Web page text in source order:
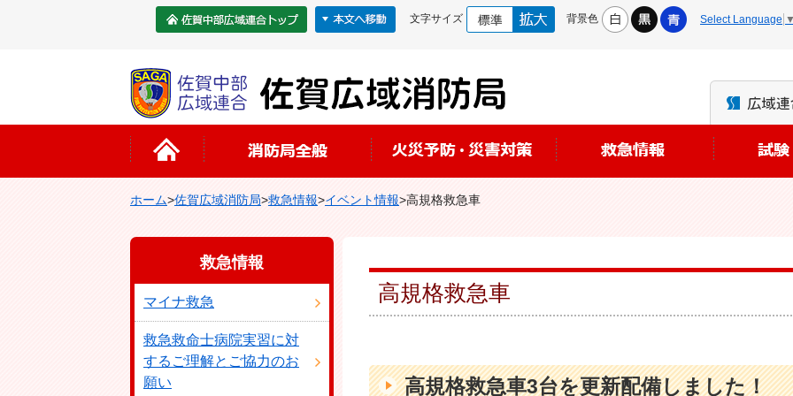
文字サイズ 背景色 Select Language
ホーム>佐賀広域消防局>救急情報>イベント情報>高規格救急車
救急情報
マイナ救急
救急救命士病院実習に対
するご理解とご協力のお
願い
高規格救急車
高規格救急車3台を更新配備しました！